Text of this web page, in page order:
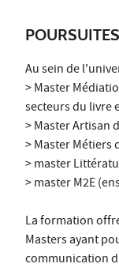
Au sein de
> Master
secteurs du livre
> Master Artisan
> Master Métiers
> master
> master M2E
La formation
Masters ayant
communication